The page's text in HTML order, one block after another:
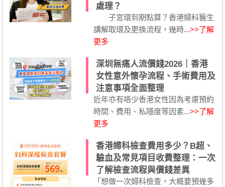
處理？
子宮環到期點算？香港婦科醫生
講解取環及更換流程，幾時...>>了解
更多
深圳無痛人流價錢2026｜香港
女性意外懷孕流程、手術費用及
注意事項全面整理
近年亦有唔少香港女性因為考慮預約
時間、費用、私隱度等因素...>>了解
更多
香港婦科檢查費用多少？B超、
驗血及常見項目收費整理：一次
了解檢查流程與價錢差異
「想做一次婦科檢查，大概要預幾多